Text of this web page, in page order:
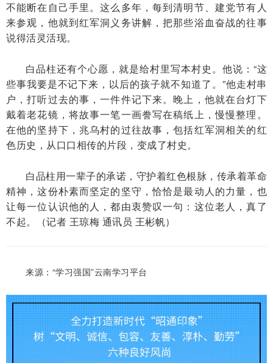
不能断在自己手里。这么多年，每到清明节、建党节有人
来参观，他就到红军洞义务讲解，把那些浴血奋战的往事
说得活灵活现。
白品柱还有个心愿，就是给村里写本村史。他说：“这
些事我要是不记下来，以后的孩子就不知道了。”他走村串
户，打听过去的事，一件件记下来。晚上，他就在台灯下
戴着老花镜，将故事一笔一画誊写在稿纸上，慢慢整理。
在他的坚持下，兆乌村的过往故事，包括红军洞相关的红
色历史，从口口相传的片段，变成了村史。
白品柱用一辈子的承诺，守护着红色根脉，传承着革命
精神，这份朴素而坚定的坚守，恰恰是最动人的力量，也
让每一位认识他的人，都由衷赞叹一句：这位老人，真了
不起。（记者 王琼梅 通讯员 王彬帆）
来源：“学习强国”云南学习平台